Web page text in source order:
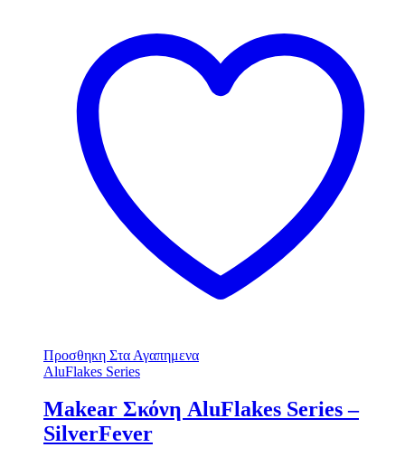
Προσθηκη Στα Αγαπημενα
AluFlakes Series
Makear Σκόνη AluFlakes Series –
SilverFever